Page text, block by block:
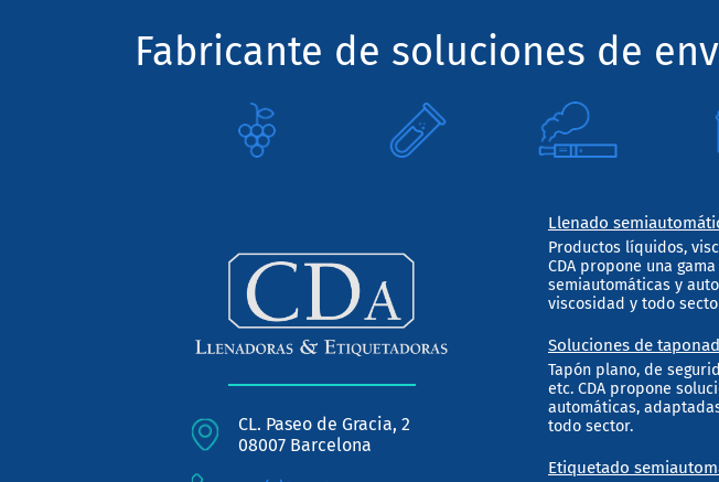
Fabricante de soluciones de
CL. Paseo de Gracia, 2
08007 Barcelona
Llenado
Productos líquidos,
CDA propone una
semiautomáticas y
viscosidad y todo
Soluciones de
Tapón plano, de
etc. CDA propone
automáticas,
todo sector.
Etiquetado